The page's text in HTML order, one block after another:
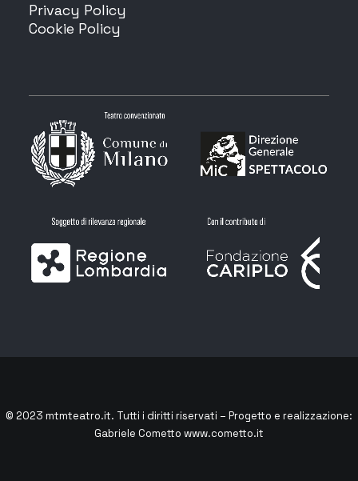
Privacy Policy
Cookie Policy
© 2023 mtmteatro.it. Tutti i diritti riservati – Progetto e realizzazione:
Gabriele Cometto www.cometto.it